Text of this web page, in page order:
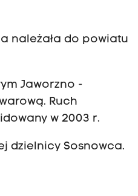
należała do powiatu
Jaworzno -
Ruch
w 2003 r.
dzielnicy Sosnowca.